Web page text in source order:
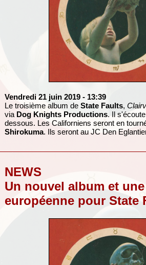
Vendredi 21 juin 2019 - 13:39
Le troisième album de State Faults,
via Dog Knights Productions. Il
dessous. Les Californiens seront en
Shirokuma. Ils seront au JC Den
NEWS
Un nouvel album et
européenne pour State